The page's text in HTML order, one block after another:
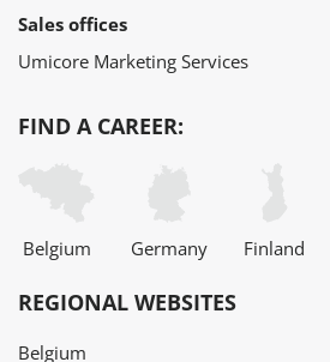
Sales offices
Umicore Marketing Services
FIND A CAREER:
Belgium Germany Finland
REGIONAL WEBSITES
Belgium